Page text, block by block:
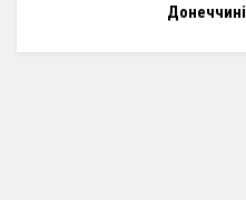
Донеччині